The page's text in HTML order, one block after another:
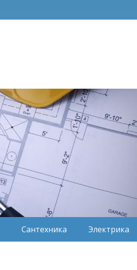
Сантехника Электрика